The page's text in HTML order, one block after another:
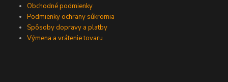
Obchodné podmienky
Podmienky ochrany súkromia
Spôsoby dopravy a platby
Výmena a vrátenie tovaru